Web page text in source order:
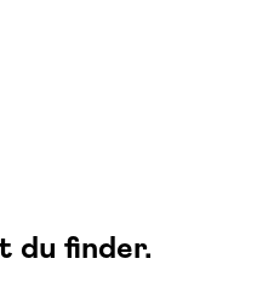
du finder.